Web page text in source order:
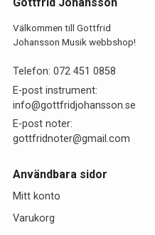
Välkommen till Gottfrid
Johansson Musik webbshop!
Telefon: 072 451 0858
E-post instrument:
info@gottfridjohansson.se
E-post noter:
gottfridnoter@gmail.com
Användbara sidor
Mitt konto
Varukorg